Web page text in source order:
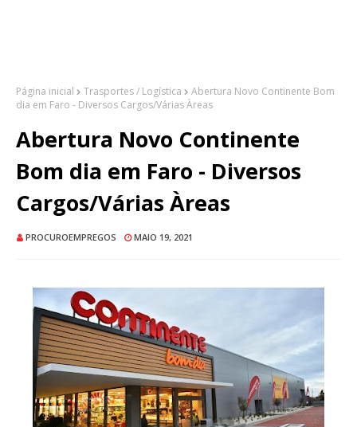
Página inicial Trasportes / Logística
Abertura Novo Continente Bom
dia em Faro - Diversos Cargos/Várias Àreas
Abertura Novo Continente
Bom dia em Faro - Diversos
Cargos/Várias Àreas
PROCUROEMPREGOS MAIO 19, 2021